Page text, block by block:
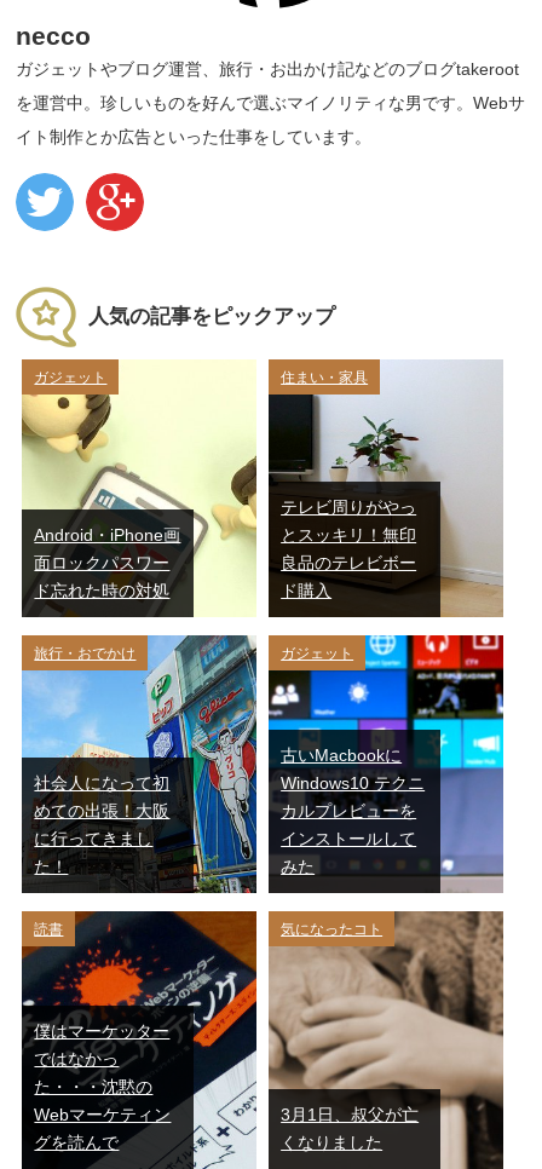
necco
ガジェットやブログ運営、旅行・お出かけ記などのブログtakeroot
を運営中。珍しいものを好んで選ぶマイノリティな男です。Webサ
イト制作とか広告といった仕事をしています。
人気の記事をピックアップ
ガジェット
Android・iPhone画
面ロックパスワー
ド忘れた時の対処
住まい・家具
テレビ周りがやっ
とスッキリ！無印
良品のテレビボー
ド購入
旅行・おでかけ
社会人になって初
めての出張！大阪
に行ってきまし
た！
ガジェット
古いMacbookに
Windows10 テクニ
カルプレビューを
インストールして
みた
読書
僕はマーケッター
ではなかっ
た・・・沈黙の
Webマーケティン
グを読んで
気になったコト
3月1日、叔父が亡
くなりました